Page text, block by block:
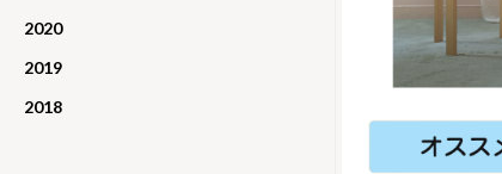
2020
2019
2018